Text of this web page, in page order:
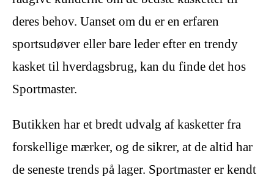
deres behov. Uanset om du er en erfaren
sportsudøver eller bare leder efter en trendy
kasket til hverdagsbrug, kan du finde det hos
Sportmaster.
Butikken har et bredt udvalg af kasketter fra
forskellige mærker, og de sikrer, at de altid har
de seneste trends på lager. Sportmaster er kendt